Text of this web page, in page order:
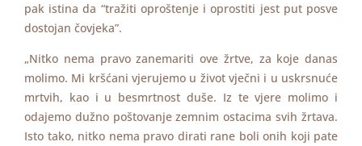
pak istina da “tražiti oproštenje i oprostiti jest put posve
dostojan čovjeka”.
„Nitko nema pravo zanemariti ove žrtve, za koje danas
molimo. Mi kršćani vjerujemo u život vječni i u uskrsnuće
mrtvih, kao i u besmrtnost duše. Iz te vjere molimo i
odajemo dužno poštovanje zemnim ostacima svih žrtava.
Isto tako, nitko nema pravo dirati rane boli onih koji pate